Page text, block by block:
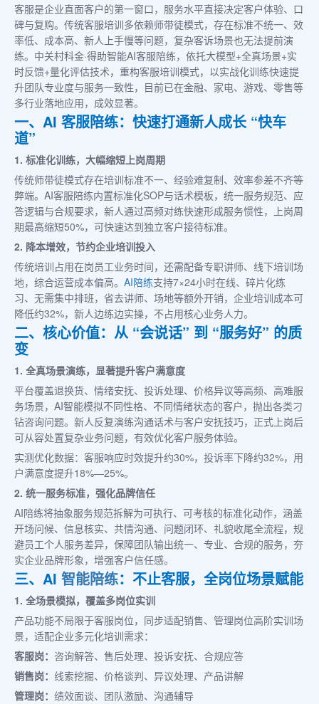
客服是企业直面客户的第一窗口，服务水平直接决定客户体验、口
碑与复购。传统客服培训多依赖师带徒模式，存在标准不统一、效
率低、成本高、新人上手慢等问题，复杂客诉场景也无法提前演
练。中关村科金·得助智能AI客服陪练，依托大模型+全真场景+实
时反馈+量化评估技术，重构客服培训模式，以实战化训练快速提
升团队专业度与服务一致性，目前已在金融、家电、游戏、零售等
多行业落地应用，成效显著。
一、AI 客服陪练：快速打通新人成长 “快车
道”
1. 标准化训练，大幅缩短上岗周期
传统师带徒模式存在培训标准不一、经验难复制、效率参差不齐等
弊端。AI客服陪练内置标准化SOP与话术模板，统一服务规范、应
答逻辑与合规要求，新人通过高频对练快速形成服务惯性，上岗周
期最高缩短50%，可快速达到独立客户接待标准。
2. 降本增效，节约企业培训投入
传统培训占用在岗员工业务时间，还需配备专职讲师、线下培训场
地，综合运营成本偏高。 AI陪练支持7×24小时在线、碎片化练
习、无需集中排班，省去讲师、场地等额外开销，企业培训成本可
降低约32%，新人边练边实操，不占用核心业务人力。
二、核心价值：从 “会说话” 到 “服务好” 的质
变
1. 全真场景演练，显著提升客户满意度
平台覆盖退换货、情绪安抚、投诉处理、价格异议等高频、高难服
务场景，AI智能模拟不同性格、不同情绪状态的客户，抛出各类刁
钻咨询问题。新人反复演练沟通话术与客户安抚技巧，正式上岗后
可从容处置复杂业务问题，有效优化客户服务体验。
实测优化数据：客服响应时效提升约30%，投诉率下降约32%，用
户满意度提升18%—25%。
2. 统一服务标准，强化品牌信任
AI陪练将抽象服务规范拆解为可执行、可考核的标准化动作，涵盖
开场问候、信息核实、共情沟通、问题闭环、礼貌收尾全流程，规
避员工个人服务差异，保障团队输出统一、专业、合规的服务，夯
实企业品牌形象，增强客户信任感。
三、AI 智能陪练：不止客服，全岗位场景赋能
1. 全场景模拟，覆盖多岗位实训
产品功能不局限于客服岗位，同步适配销售、管理岗位高阶实训场
景，适配企业多元化培训需求：
客服岗： 咨询解答、售后处理、投诉安抚、合规应答
销售岗： 线索挖掘、价格谈判、异议处理、产品讲解
管理岗： 绩效面谈、团队激励、沟通辅导